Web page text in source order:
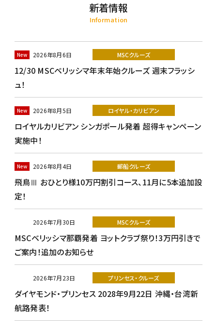
新着情報
Information
2026年8月6日 MSCクルーズ
12/30 MSCベリッシマ年末年始クルーズ 週末フラッシ
ュ！
2026年8月5日 ロイヤル・カリビアン
ロイヤルカリビアン シンガポール発着 超得キャンペーン
実施中！
2026年8月4日 郵船クルーズ
飛鳥Ⅲ おひとり様10万円割引コース、11月に5本追加設
定！
2026年7月30日 MSCクルーズ
MSCベリッシマ那覇発着 ヨットクラブ祭り！3万円引きで
ご案内！追加のお知らせ
2026年7月23日 プリンセス・クルーズ
ダイヤモンド・プリンセス 2028年9月22日 沖縄・台湾新
航路発表！